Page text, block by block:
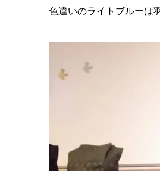
色違いのライトブルーは